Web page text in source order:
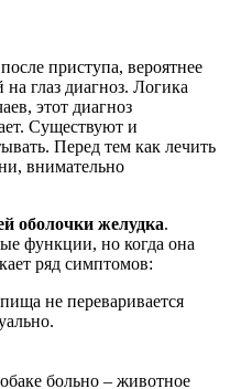
приступа, вероятнее
глаз диагноз. Логика
этот диагноз
Существуют и
Перед тем как лечить
внимательно
оболочки желудка.
функции, но когда она
ряд симптомов:
не переваривается
больно – животное